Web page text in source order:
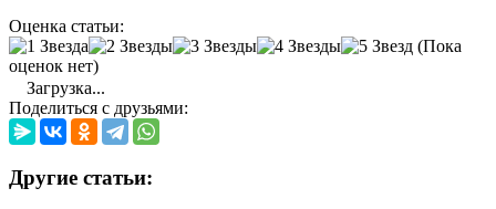
Оценка статьи:
(Пока
оценок нет)
Загрузка...
Поделиться с друзьями:
Другие статьи: